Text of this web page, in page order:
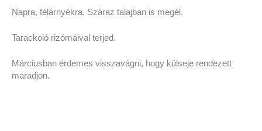
Napra, félárnyékra. Száraz talajban is megél.
Tarackoló rizómáival terjed.
Márciusban érdemes visszavágni, hogy külseje rendezett
maradjon.